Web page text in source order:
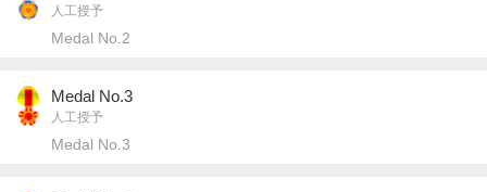
人工授予
Medal No.2
Medal No.3
人工授予
Medal No.3